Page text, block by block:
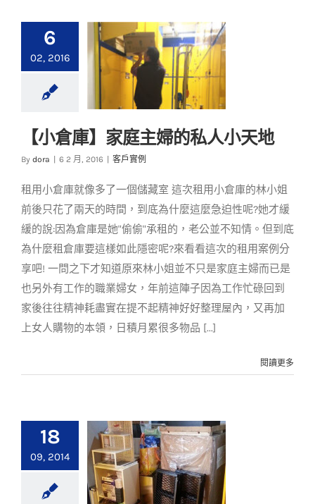
6
02, 2016
客戶實例
【小倉庫】家庭主婦的私人小天地
By dora 6 2 月, 2016 客戶實例
租用小倉庫就像多了一個儲藏室 這次租用小倉庫的林小姐
前後只花了兩天的時間，到底為什麼這麼急迫性呢?她才緩
緩的說:因為倉庫是她"偷偷"承租的，老公並不知情。但到底
為什麼租倉庫要這樣如此隱密呢?來看看這次的租用案例分
享吧! 一問之下才知道原來林小姐並不只是家庭主婦而已是
也另外有工作的職業婦女，年前這陣子因為工作忙碌回到
家後往往精神耗盡實在提不起精神好好整理屋內，又再加
上女人購物的本領，日積月累很多物品 [...]
閱讀更多
18
09, 2014